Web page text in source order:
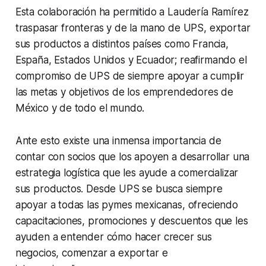
Esta colaboración ha permitido a Laudería Ramírez
traspasar fronteras y de la mano de UPS, exportar
sus productos a distintos países como Francia,
España, Estados Unidos y Ecuador; reafirmando el
compromiso de UPS de siempre apoyar a cumplir
las metas y objetivos de los emprendedores de
México y de todo el mundo.
Ante esto existe una inmensa importancia de
contar con socios que los apoyen a desarrollar una
estrategia logística que les ayude a comercializar
sus productos. Desde UPS se busca siempre
apoyar a todas las pymes mexicanas, ofreciendo
capacitaciones, promociones y descuentos que les
ayuden a entender cómo hacer crecer sus
negocios, comenzar a exportar e